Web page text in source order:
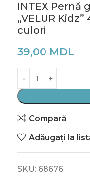
INTEX Pernă
„VELUR
culori
39,00 MDL
Compară
Adăugați la
SKU: 68676